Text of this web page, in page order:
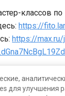
классов
https://
https://
для улучшения